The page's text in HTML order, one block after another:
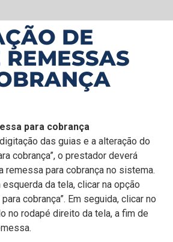
DE
para cobrança
das guias e a alteração do
cobrança”, o prestador deverá
remessa para cobrança no sistema.
da tela, clicar na opção
cobrança”. Em seguida, clicar no
no rodapé direito da tela, a fim de